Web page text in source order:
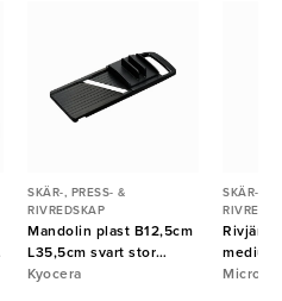
SKÄR-, PRESS- &
RIVREDSKAP
Mandolin plast B12,5cm
L35,5cm svart stor
Kyocera
Kyocera
SKÄR-,
Rivjärn
medium